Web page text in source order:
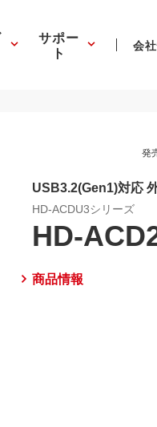
サポー
ト 会
発
USB3.2(Gen1)対応
HD-ACDU3シリーズ
HD-
商品情報